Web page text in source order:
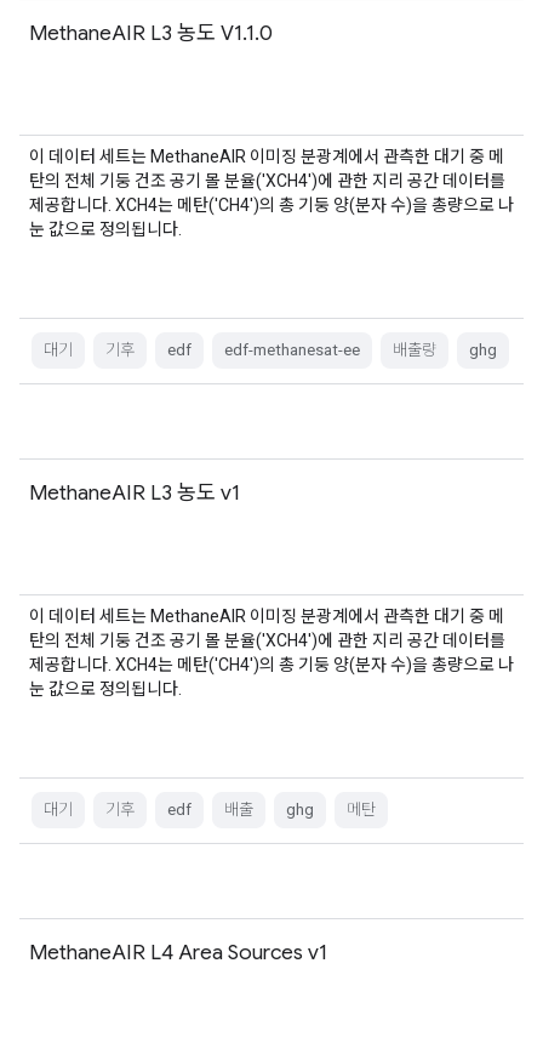
MethaneAIR L3 농도 V1.1.0
이 데이터 세트는 MethaneAIR 이미징 분광계에서 관측한 대기 중 메
탄의 전체 기둥 건조 공기 몰 분율('XCH4')에 관한 지리 공간 데이터를
제공합니다. XCH4는 메탄('CH4')의 총 기둥 양(분자 수)을 총량으로 나
눈 값으로 정의됩니다.
대기 기후 edf edf-methanesat-ee 배출량 ghg
MethaneAIR L3 농도 v1
이 데이터 세트는 MethaneAIR 이미징 분광계에서 관측한 대기 중 메
탄의 전체 기둥 건조 공기 몰 분율('XCH4')에 관한 지리 공간 데이터를
제공합니다. XCH4는 메탄('CH4')의 총 기둥 양(분자 수)을 총량으로 나
눈 값으로 정의됩니다.
대기 기후 edf 배출 ghg 메탄
MethaneAIR L4 Area Sources v1